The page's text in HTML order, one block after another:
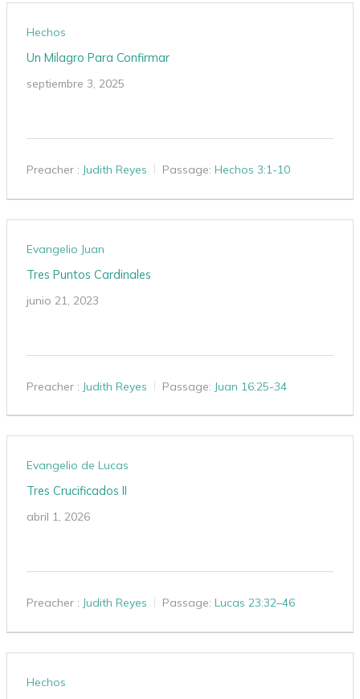
Hechos
Un Milagro Para Confirmar
septiembre 3, 2025
Preacher : Judith Reyes Passage: Hechos 3:1-10
Evangelio Juan
Tres Puntos Cardinales
junio 21, 2023
Preacher : Judith Reyes Passage: Juan 16:25-34
Evangelio de Lucas
Tres Crucificados II
abril 1, 2026
Preacher : Judith Reyes Passage: Lucas 23:32–46
Hechos